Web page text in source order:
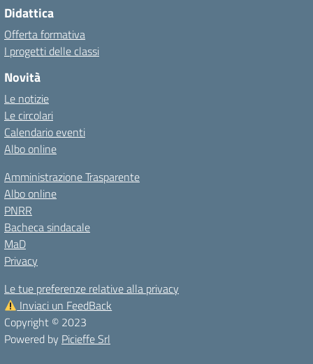
Didattica
Offerta formativa
I progetti delle classi
Novità
Le notizie
Le circolari
Calendario eventi
Albo online
Amministrazione Trasparente
Albo online
PNRR
Bacheca sindacale
MaD
Privacy
Le tue preferenze relative alla privacy
Inviaci un FeedBack
Copyright © 2023
Powered by Picieffe Srl